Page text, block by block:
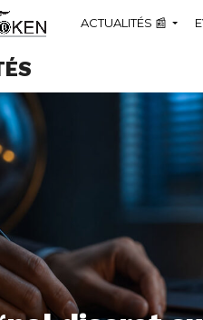
ACTUALITÉS 📰